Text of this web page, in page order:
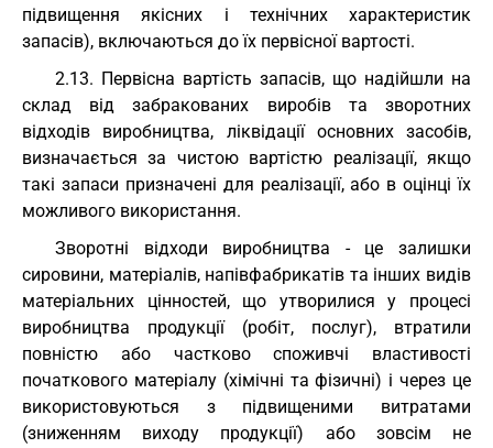
підвищення якісних і технічних характеристик
запасів), включаються до їх первісної вартості.
2.13. Первісна вартість запасів, що надійшли на
склад від забракованих виробів та зворотних
відходів виробництва, ліквідації основних засобів,
визначається за чистою вартістю реалізації, якщо
такі запаси призначені для реалізації, або в оцінці їх
можливого використання.
Зворотні відходи виробництва - це залишки
сировини, матеріалів, напівфабрикатів та інших видів
матеріальних цінностей, що утворилися у процесі
виробництва продукції (робіт, послуг), втратили
повністю або частково споживчі властивості
початкового матеріалу (хімічні та фізичні) і через це
використовуються з підвищеними витратами
(зниженням виходу продукції) або зовсім не